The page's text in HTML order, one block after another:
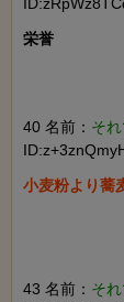
栄誉
40 名前： そ
小麦粉より蕎
43 名前： そ